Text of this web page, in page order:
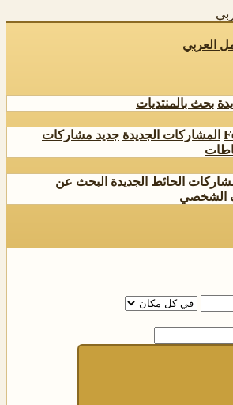
بحث بالمنتديات
المشاركات الجديدة جديد مشاركات
الحائط الجديدة البحث عن
الشخصي